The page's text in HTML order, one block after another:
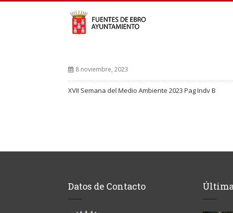
8 noviembre, 2023
XVII Semana del Medio Ambiente 2023 Pag Indv B
Datos de Contacto